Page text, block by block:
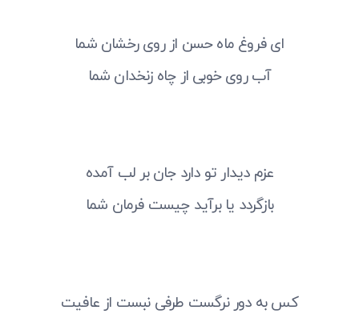
ای فروغ ماه حسن از روی رخشان شما
آب روی خوبی از چاه زنخدان شما
عزم دیدار تو دارد جان بر لب آمده
بازگردد یا برآید چیست فرمان شما
کس به دور نرگست طرفی نبست از عافیت